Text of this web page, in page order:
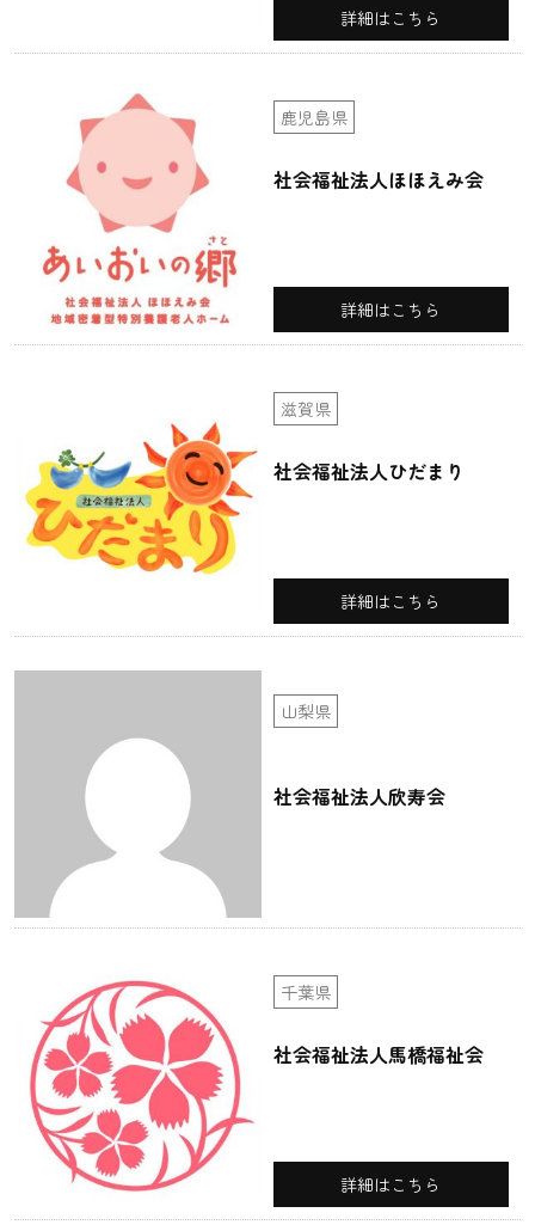
詳細はこちら
鹿児島県
社会福祉法人ほほえみ会
詳細はこちら
滋賀県
社会福祉法人ひだまり
詳細はこちら
山梨県
社会福祉法人欣寿会
千葉県
社会福祉法人馬橋福祉会
詳細はこちら